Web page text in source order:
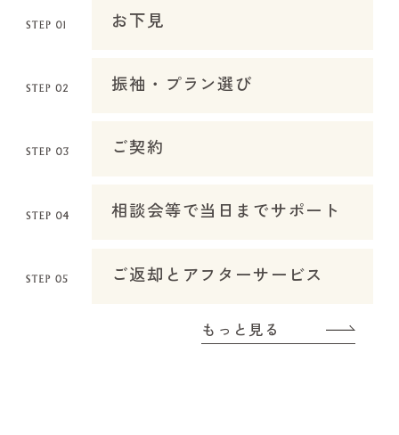
お下見
振袖・プラン選び
ご契約
相談会等で当日までサポート
ご返却とアフターサービス
もっと見る